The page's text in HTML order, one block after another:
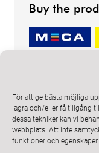
För att ge bästa möjliga
lagra och/eller få tillgång
dessa tekniker kan vi
webbplats. Att inte
funktioner och
Buy the
ProMeister
Email